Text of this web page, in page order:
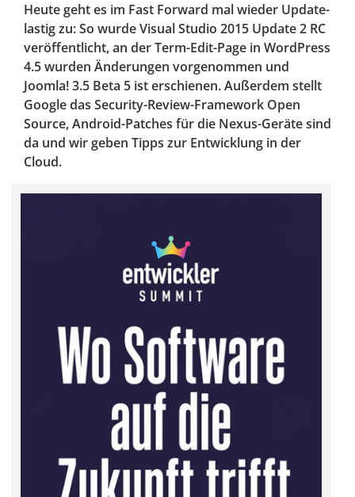
Heute geht es im Fast Forward mal wieder Update-
lastig zu: So wurde Visual Studio 2015 Update 2 RC
veröffentlicht, an der Term-Edit-Page in WordPress
4.5 wurden Änderungen vorgenommen und
Joomla! 3.5 Beta 5 ist erschienen. Außerdem stellt
Google das Security-Review-Framework Open
Source, Android-Patches für die Nexus-Geräte sind
da und wir geben Tipps zur Entwicklung in der
Cloud.